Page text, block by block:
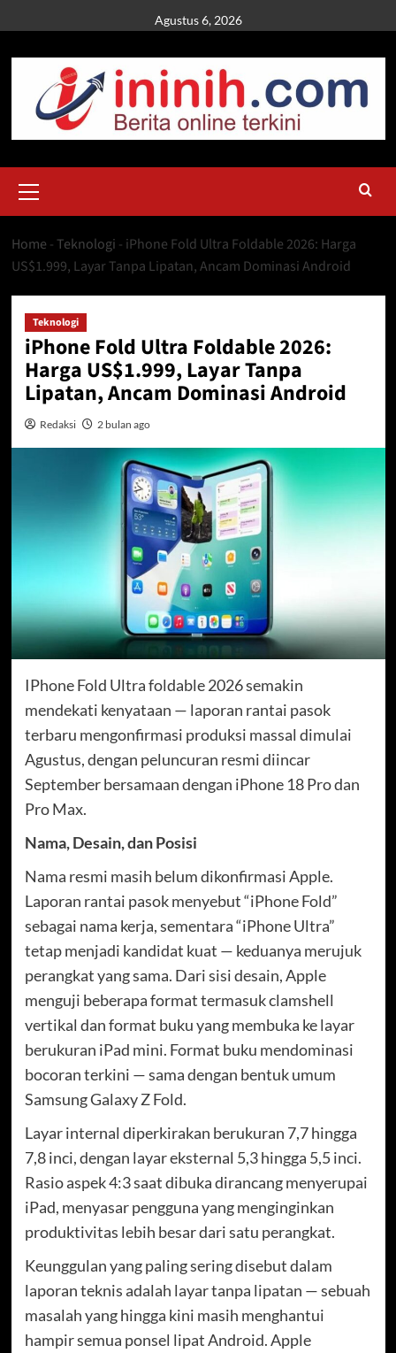
to
content
Agustus 6, 2026
Menu
Home - Teknologi - iPhone Fold Ultra Foldable 2026: Harga
US$1.999, Layar Tanpa Lipatan, Ancam Dominasi Android
Teknologi
iPhone Fold Ultra Foldable 2026:
Harga US$1.999, Layar Tanpa
Lipatan, Ancam Dominasi Android
Redaksi 2 bulan ago
IPhone Fold Ultra foldable 2026 semakin
mendekati kenyataan — laporan rantai pasok
terbaru mengonfirmasi produksi massal dimulai
Agustus, dengan peluncuran resmi diincar
September bersamaan dengan iPhone 18 Pro dan
Pro Max.
Nama, Desain, dan Posisi
Nama resmi masih belum dikonfirmasi Apple.
Laporan rantai pasok menyebut “iPhone Fold”
sebagai nama kerja, sementara “iPhone Ultra”
tetap menjadi kandidat kuat — keduanya merujuk
perangkat yang sama. Dari sisi desain, Apple
menguji beberapa format termasuk clamshell
vertikal dan format buku yang membuka ke layar
berukuran iPad mini. Format buku mendominasi
bocoran terkini — sama dengan bentuk umum
Samsung Galaxy Z Fold.
Layar internal diperkirakan berukuran 7,7 hingga
7,8 inci, dengan layar eksternal 5,3 hingga 5,5 inci.
Rasio aspek 4:3 saat dibuka dirancang menyerupai
iPad, menyasar pengguna yang menginginkan
produktivitas lebih besar dari satu perangkat.
Keunggulan yang paling sering disebut dalam
laporan teknis adalah layar tanpa lipatan — sebuah
masalah yang hingga kini masih menghantui
hampir semua ponsel lipat Android. Apple